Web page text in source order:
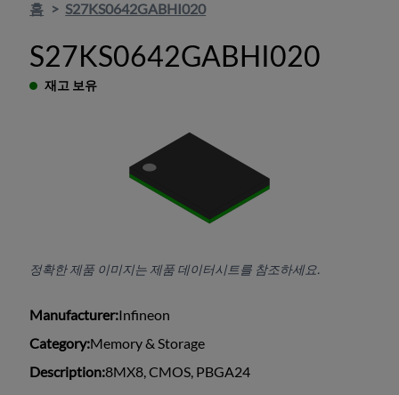
홈 S27KS0642GABHI020
S27KS0642GABHI020
재고 보유
정확한 제품 이미지는 제품 데이터시트를 참조하세요.
Manufacturer:Infineon
Category:Memory & Storage
Description:8MX8, CMOS, PBGA24